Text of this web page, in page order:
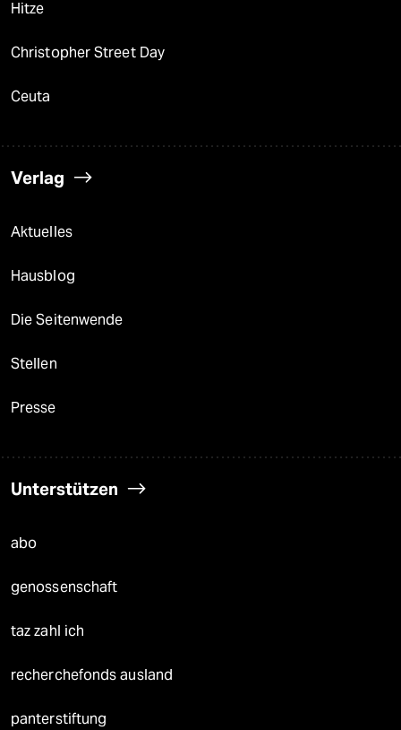
Hitze
Christopher Street Day
Ceuta
Verlag
Aktuelles
Hausblog
Die Seitenwende
Stellen
Presse
Unterstützen
abo
genossenschaft
taz zahl ich
recherchefonds ausland
panterstiftung